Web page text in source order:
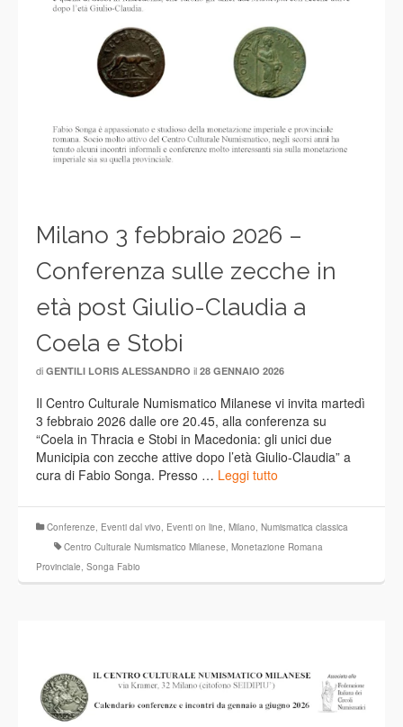
Milano 3 febbraio 2026 –
Conferenza sulle zecche in
età post Giulio-Claudia a
Coela e Stobi
di GENTILI LORIS ALESSANDRO il 28 GENNAIO 2026
Il Centro Culturale Numismatico Milanese vi invita martedì
3 febbraio 2026 dalle ore 20.45, alla conferenza su
“Coela in Thracia e Stobi in Macedonia: gli unici due
Municipia con zecche attive dopo l’età Giulio-Claudia” a
cura di Fabio Songa. Presso … Leggi tutto
Conferenze, Eventi dal vivo, Eventi on line, Milano, Numismatica classica
Centro Culturale Numismatico Milanese, Monetazione Romana
Provinciale, Songa Fabio